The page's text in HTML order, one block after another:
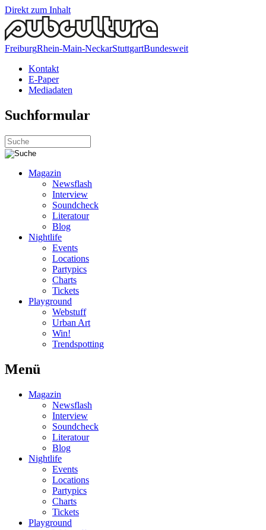
Direkt zum Inhalt
FreiburgRhein-Main-NeckarStuttgartBundesweit
Kontakt
E-Paper
Mediadaten
Suchformular
Magazin
Newsflash
Interview
Soundcheck
Literatour
Blog
Nightlife
Events
Locations
Partypics
Charts
Tickets
Playground
Webstuff
Urban Art
Win!
Trendspotting
Menü
Magazin
Newsflash
Interview
Soundcheck
Literatour
Blog
Nightlife
Events
Locations
Partypics
Charts
Tickets
Playground